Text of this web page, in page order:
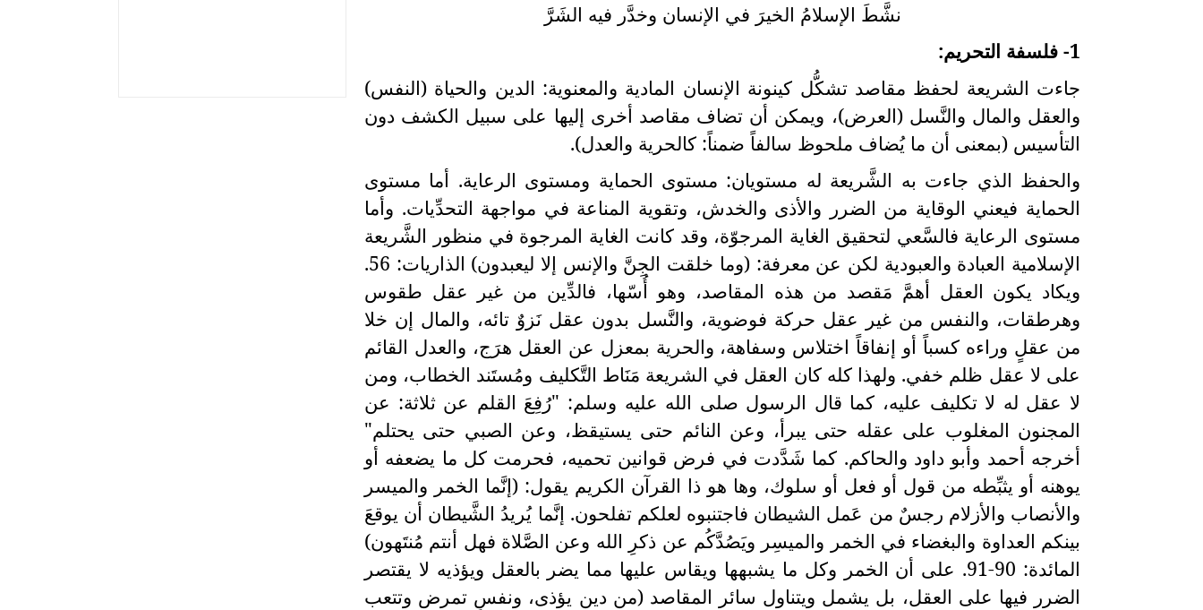
نشَّطَ الإسلامُ الخيرَ في الإنسان وخدَّر فيه الشَرَّ
1- فلسفة التحريم:
جاءت الشريعة لحفظ مقاصد تشكُّل كينونة الإنسان المادية والمعنوية: الدين والحياة (النفس)
والعقل والمال والنَّسل (العرض)، ويمكن أن تضاف مقاصد أخرى إليها على سبيل الكشف دون
التأسيس (بمعنى أن ما يُضاف ملحوظ سالفاً ضمناً: كالحرية والعدل).
والحفظ الذي جاءت به الشَّريعة له مستويان: مستوى الحماية ومستوى الرعاية. أما مستوى
الحماية فيعني الوقاية من الضرر والأذى والخدش، وتقوية المناعة في مواجهة التحدِّيات. وأما
مستوى الرعاية فالسَّعي لتحقيق الغاية المرجوّة، وقد كانت الغاية المرجوة في منظور الشَّريعة
الإسلامية العبادة والعبودية لكن عن معرفة: (وما خلقت الجِنَّ والإنس إلا ليعبدون) الذاريات: 56.
ويكاد يكون العقل أهمَّ مَقصد من هذه المقاصد، وهو أُسّها، فالدِّين من غير عقل طقوس
وهرطقات، والنفس من غير عقل حركة فوضوية، والنَّسل بدون عقل نَزوٌ تائه، والمال إن خلا
من عقلٍ وراءه كسباً أو إنفاقاً اختلاس وسفاهة، والحرية بمعزل عن العقل هرَج، والعدل القائم
على لا عقل ظلم خفي. ولهذا كله كان العقل في الشريعة مَنَاط التَّكليف ومُستَند الخطاب، ومن
لا عقل له لا تكليف عليه، كما قال الرسول صلى الله عليه وسلم: "رُفِعَ القلم عن ثلاثة: عن
المجنون المغلوب على عقله حتى يبرأ، وعن النائم حتى يستيقظ، وعن الصبي حتى يحتلم"
أخرجه أحمد وأبو داود والحاكم. كما شَدَّدت في فرض قوانين تحميه، فحرمت كل ما يضعفه أو
يوهنه أو يثبِّطه من قول أو فعل أو سلوك، وها هو ذا القرآن الكريم يقول: (إنَّما الخمر والميسر
والأنصاب والأزلام رجسٌ من عَمل الشيطان فاجتنبوه لعلكم تفلحون. إنَّما يُريدُ الشَّيطان أن يوقعَ
بينكم العداوة والبغضاء في الخمر والميسِر ويَصُدَّكُم عن ذكرِ الله وعن الصَّلاة فهل أنتم مُنتَهون)
المائدة: 90-91. على أن الخمر وكل ما يشبهها ويقاس عليها مما يضر بالعقل ويؤذيه لا يقتصر
الضرر فيها على العقل، بل يشمل ويتناول سائر المقاصد (من دين يؤذى، ونفسٍ تمرض وتتعب